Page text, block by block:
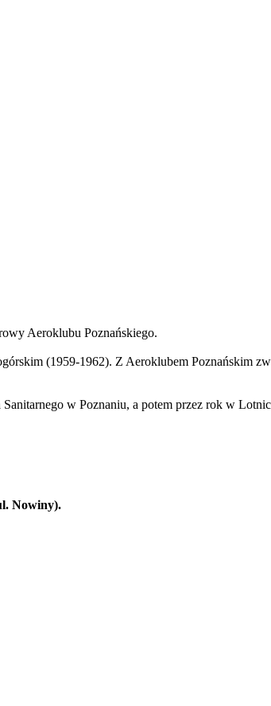
Aeroklubu Poznańskiego.
(1959-1962). Z Aeroklubem Poznańskim
w Poznaniu, a potem przez rok w
Nowiny).